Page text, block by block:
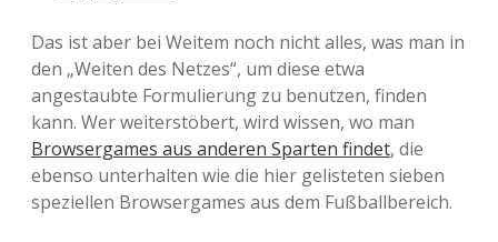
Das ist aber bei Weitem noch nicht alles, was man in
den „Weiten des Netzes“, um diese etwa
angestaubte Formulierung zu benutzen, finden
kann. Wer weiterstöbert, wird wissen, wo man
Browsergames aus anderen Sparten findet, die
ebenso unterhalten wie die hier gelisteten sieben
speziellen Browsergames aus dem Fußballbereich.